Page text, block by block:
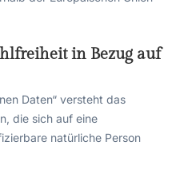
in Bezug auf
Daten“ versteht das
die sich auf eine
natürliche Person